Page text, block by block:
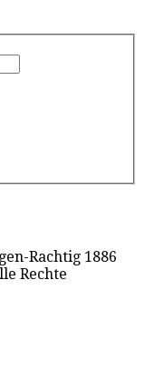
Rachtig 1886
Rechte